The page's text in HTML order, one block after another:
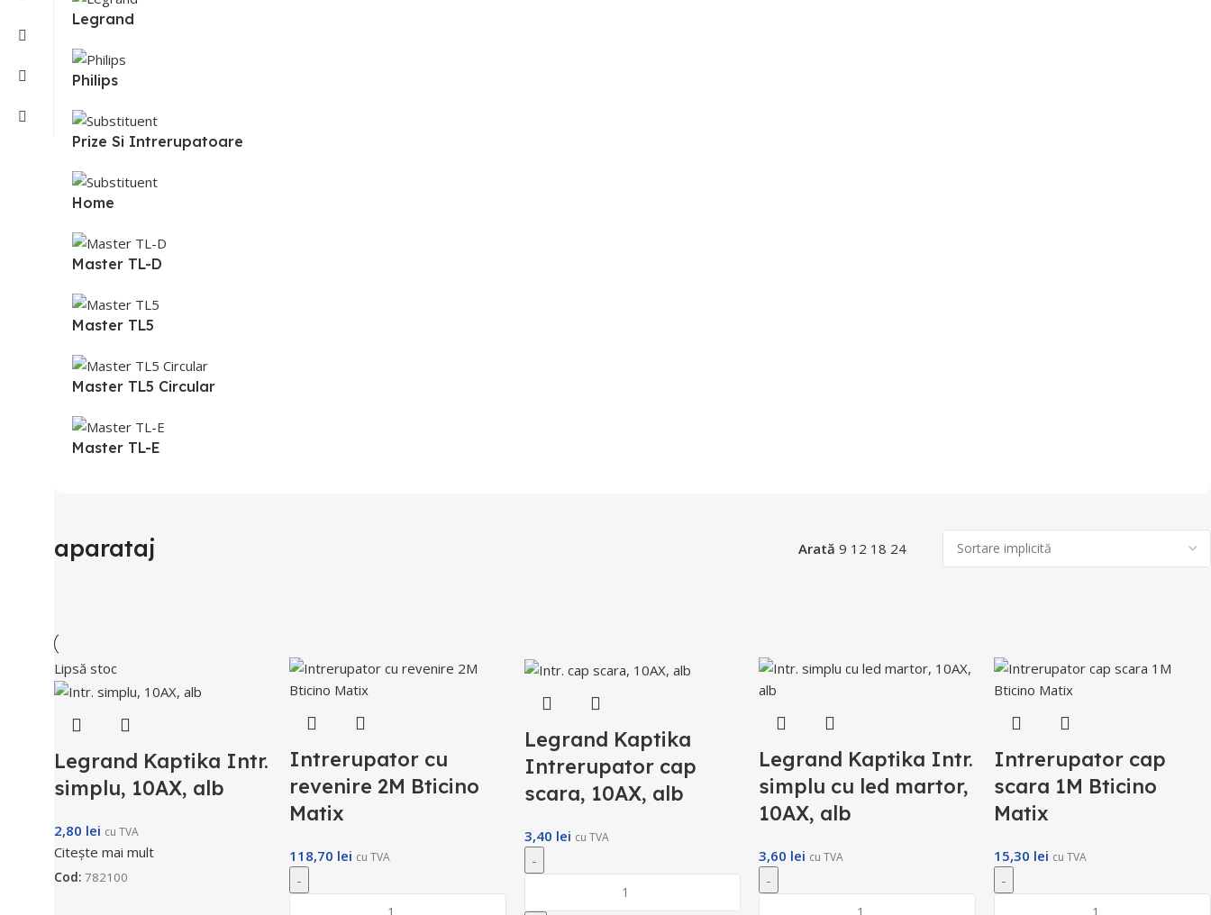
Legrand
Philips
Prize Si Intrerupatoare
Home
Master TL-D
Master TL5
Master TL5 Circular
Master TL-E
aparataj Arată 9 12 18 24
Lipsă stoc
Legrand Kaptika Intr.
simplu, 10AX, alb
2,80 lei cu TVA
Citește mai mult
Cod: 782100
Intrerupator cu
revenire 2M Bticino
Matix
118,70 lei cu TVA
Legrand Kaptika
Intrerupator cap
scara, 10AX, alb
3,40 lei cu TVA
Legrand Kaptika Intr.
simplu cu led martor,
10AX, alb
3,60 lei cu TVA
Intrerupator cap
scara 1M Bticino
Matix
15,30 lei cu TVA